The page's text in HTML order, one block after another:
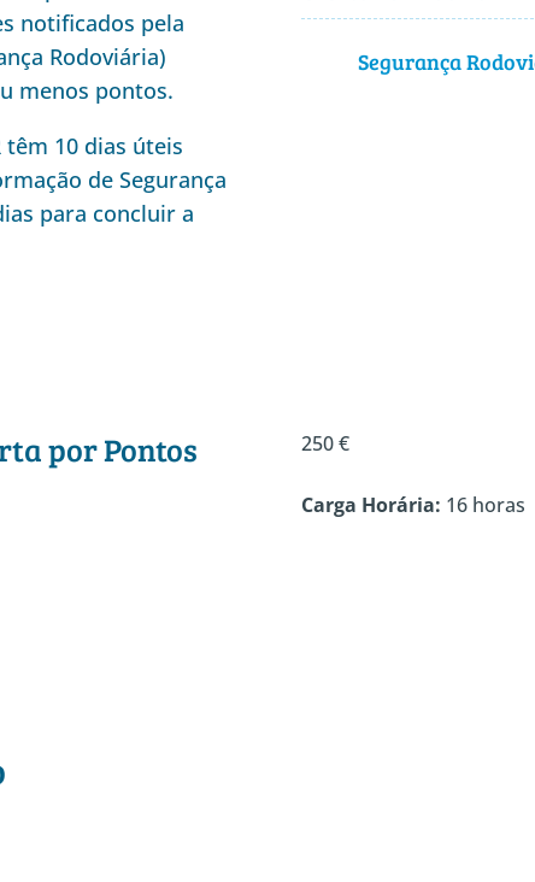
notificados pela
Rodoviária)
menos pontos.
10 dias úteis
de Segurança
para concluir a
Segurança
por Pontos 250 €
Carga Horária: 16 horas